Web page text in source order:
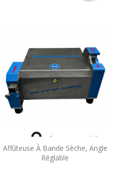
Affûteuse À Bande Sèche, Angle
Réglable
 Aperçu rapide